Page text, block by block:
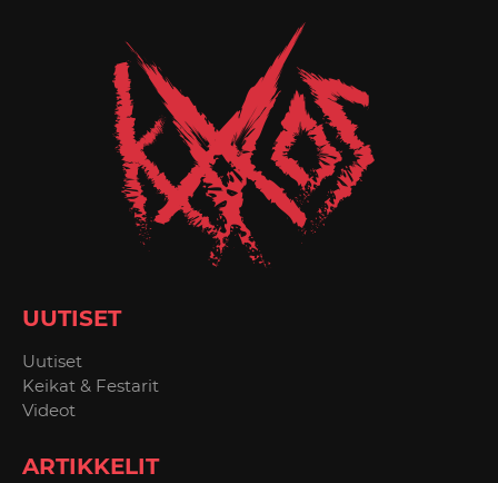
UUTISET
Uutiset
Keikat & Festarit
Videot
ARTIKKELIT